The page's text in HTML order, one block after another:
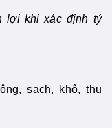
lợi khi xác định tỷ
sạch, khô, thu